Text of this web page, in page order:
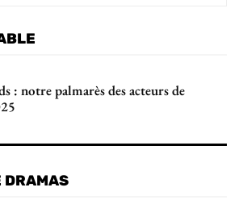
: notre palmarès des acteurs de
DRAMAS